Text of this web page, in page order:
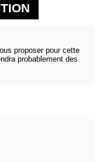
proposer pour cette
probablement des